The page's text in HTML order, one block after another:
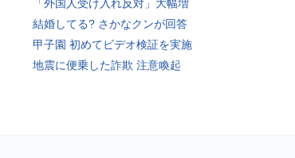
「外国人受け入れ反対」大幅増
結婚してる? さかなクンが回答
甲子園 初めてビデオ検証を実施
地震に便乗した詐欺 注意喚起